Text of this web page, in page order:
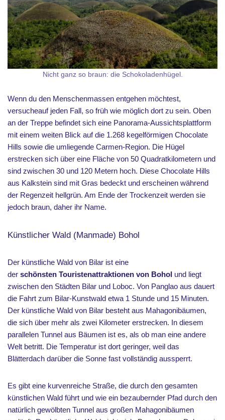
Nicht ganz so braun: die Schokoladenhügel.
Wenn du den Menschenmassen entgehen möchtest,
versucheauf jeden Fall, so früh wie möglich dort zu sein. Oben
an der Treppe befindet sich eine Panorama-Aussichtsplattform
mit einem weiten Blick auf die 1.268 kegelförmigen Chocolate
Hills sowie die umliegende Carmen-Region. Die Hügel
erstrecken sich über eine Fläche von 50 Quadratkilometern und
sind zwischen 30 und 120 Metern hoch. Diese Chocolate Hills
aus Kalkstein sind mit Gras bedeckt und erscheinen während
der Regenzeit hellgrün. Am Ende der Trockenzeit werden sie
jedoch braun, daher ihr Name.
Künstlicher Wald (Manmade) Bohol
Der künstliche Wald von Bilar ist eine
der schönsten Touristenattraktionen von Bohol und liegt
zwischen den Städten Bilar und Loboc. Von Panglao aus dauert
die Fahrt zum Bilar-Kunstwald etwa 1 Stunde und 15 Minuten.
Der künstliche Wald von Bilar besteht aus Mahagonibäumen,
die sich über mehr als zwei Kilometer erstrecken. In diesem
parallelen Tunnel aus Bäumen ist es, als ob man eine andere
Welt betritt. Die Temperatur ist dort geringer, weil das
Blätterdach darüber die Sonne fast vollständig aussperrt.
Es gibt eine kurvenreiche Straße, die durch den gesamten
künstlichen Wald führt und wie ein bezaubernder Pfad durch den
natürlich gewölbten Tunnel aus großen Mahagonibäumen